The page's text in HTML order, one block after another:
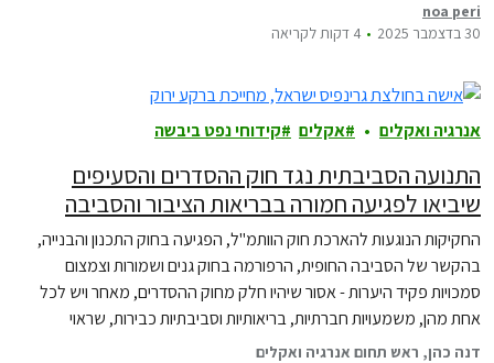
אפליקציה,…
noa peri
30 בדצמבר 2025
4 דקות לקריאה
אנרגיה ואקלים אקלים קידוחי נפט ביבשה
התנועה הסביבתית נגד חוק ההסדרים והסעיפים
שיביאו לפגיעה חמורה בבריאות הציבור והסביבה
החקיקות הנוגעות להארכת חוק הוותמ"ל, הפגיעה בחוק התכנון והבנייה,
בהקשר של הסביבה החופית, הרפורמה בחוק גנים ושמורות וצמצום
סמכויות פקיד היערות - אסור שיהיו חלק מחוק ההסדרים, מאחר ויש לכל
אחת מהן, משמעויות חברתיות, בריאותיות וסביבתיות כבירות, שראוי
שהכנסת תדון בהן בכובד ראש, ולא תחת איום ולחץ להעברת התקציב.
דנה כהן, ראש תחום אנרגיה ואקלים